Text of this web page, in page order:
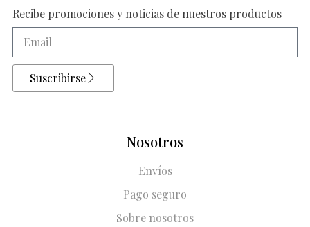
Recibe promociones y noticias de nuestros productos
Suscribirse
Nosotros
Envíos
Pago seguro
Sobre nosotros